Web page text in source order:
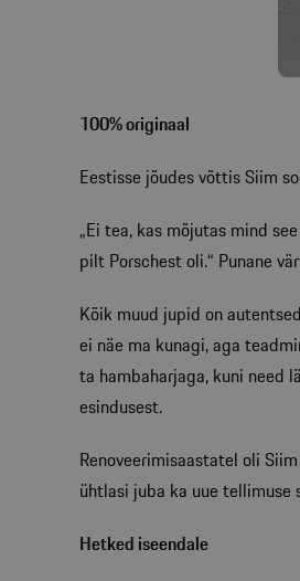
100% originaal
Eestisse jõudes võttis Siim
„Ei tea, kas mõjutas mind
pilt Porschest oli.“ Punane
Kõik muud jupid on
ei näe ma kunagi, aga
ta hambaharjaga, kuni need
esindusest.
Renoveerimisaastatel oli
ühtlasi juba ka uue tellimuse
Hetked iseendale